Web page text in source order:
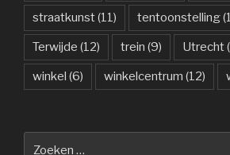
straatkunst(11) tentoonstelling
Terwijde (12) trein (9) Utrecht
winkel (6) winkelcentrum (12)